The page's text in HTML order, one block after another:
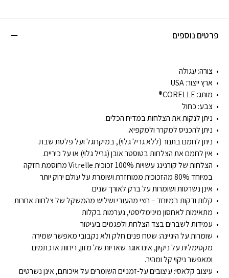
פרטים נוספים
צורה: עגולה
ארץ ייצור:USA
מותג: CORELLE®
צבע: כחול
ניתן לנקות את הצלחות במדיח הכלים.
ניתן להכניס למקרר ולמקפיא.
ניתן לחמם בתנור (ללא גריל גלוי), במיקרוגל ועל פלטת שבת.
אין לחמם את הצלחות בטוסטר אובן (גריל גלוי) או על כיריים.
הצלחות של קורנינג עשויות 100% זכוכית Vitrelle מחוסמת חזקה
במיוחד 80% מהזכוכית ממוחזרת ושומרת על עולם ירוק יותר
אינן נשרטות ושומרות על ברק לאורך שנים
קלות ודקות במיוחד – חצי מהעובי ושליש מהמשקל של צלחות אחרות
מתאימות לאחסון מינימליסטי, נערמות בקלות
עמידות לשברים בצד הצלחת ולפגמים בעיטור
שומרות על היגיינה: שטח פנים חלק ולא נקבובי מאפשר שמירה
מקסימלית על ניקיון, אינו אוגר שאריות של מזון, ריחות או כתמים
ומאפשר ניקוי קל ומהיר.
עיצוב קלאסי: עיצובים על-זמניים השומרים על איכותם, אינן נשרטים